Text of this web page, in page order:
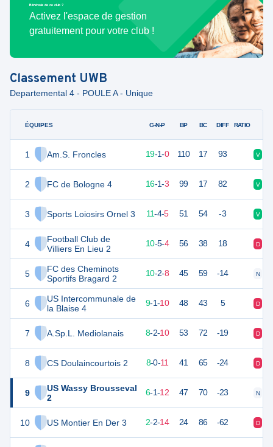
Bénévole de ce club ?
Activez l'espace de gestion
gratuitement pour votre club !
Classement UWB
Departemental 4 - POULE A - Unique
ÉQUIPES
1 Am.S. Froncles
2 FC de Bologne 4
3 Sports Loiosirs Ornel 3
4
Football Club de
Villiers En Lieu 2
5
FC des Cheminots
Sportifs Bragard 2
6
US Intercommunale de
la Blaise 4
7 A.Sp.L. Mediolanais
8 CS Doulaincourtois 2
9
US Wassy Brousseval
2
10 US Montier En Der 3
G-N-P BP BC DIFF RATIO
19-1-0 110 17 93 V
49 16-1-3 99 17 82 V
37 20 11-4-5 51 54 -3 V
34 10-5-4 56 38 18 D
31 10-2-8 45 59 -14 N
28 20 9-1-10 48 43 5 D
24 8-2-10 53 72 -19 D
23 20 8-0-11 41 65 -24 D
16 20 6-1-12 47 70 -23 N
5 2-2-14 24 86 -62 D